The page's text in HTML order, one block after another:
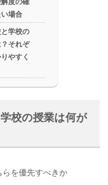
場合
学校の
それぞ
やすく
校の授業は何が
らを優先すべきか